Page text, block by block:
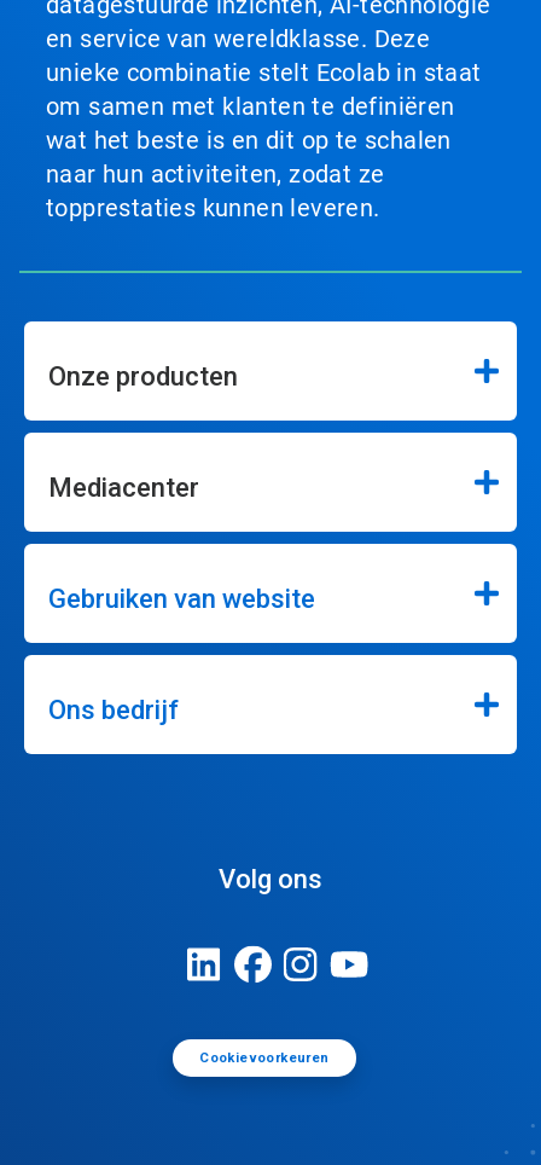
en service van wereldklasse. Deze
unieke combinatie stelt Ecolab in staat
om samen met klanten te definiëren
wat het beste is en dit op te schalen
naar hun activiteiten, zodat ze
topprestaties kunnen leveren.
Onze producten
Mediacenter
Gebruiken van website
Ons bedrijf
Volg ons
Cookievoorkeuren